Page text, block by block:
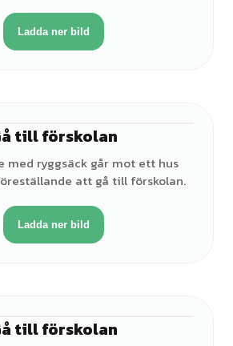
Ladda ner bild
till förskolan
med ryggsäck går mot ett hus
att gå till förskolan.
Ladda ner bild
till förskolan